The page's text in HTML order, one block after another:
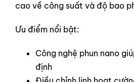
cao về công suất và độ bao
Ưu điểm nổi bật:
Công nghệ phun nano
định